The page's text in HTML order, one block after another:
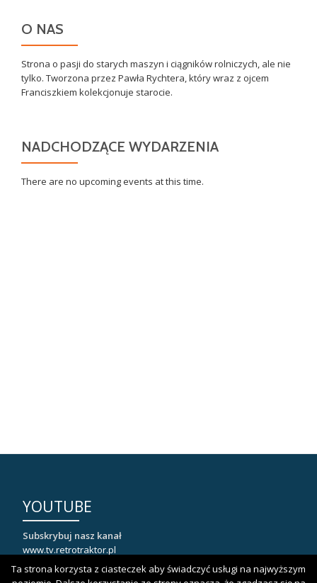
O NAS
Strona o pasji do starych maszyn i ciągników rolniczych, ale nie
tylko. Tworzona przez Pawła Rychtera, który wraz z ojcem
Franciszkiem kolekcjonuje starocie.
NADCHODZĄCE WYDARZENIA
There are no upcoming events at this time.
YOUTUBE
Subskrybuj nasz kanał
www.tv.retrotraktor.pl
Ta strona korzysta z ciasteczek aby świadczyć usługi na najwyższym